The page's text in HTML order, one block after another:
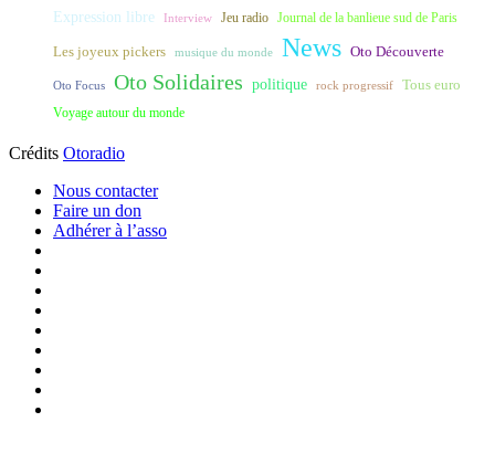
Expression libre Interview Jeu radio Journal de la banlieue sud de Paris
Les joyeux pickers musique du monde News Oto Découverte
Oto Focus Oto Solidaires politique rock progressif Tous euro
Voyage autour du monde
Crédits Otoradio
Nous contacter
Faire un don
Adhérer à l’asso